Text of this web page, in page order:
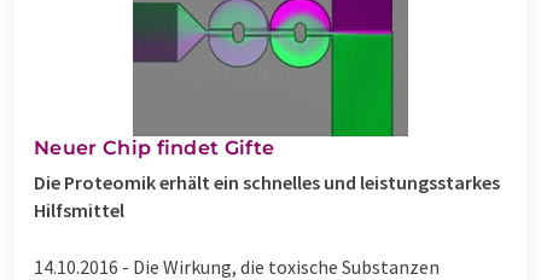
Neuer Chip findet Gifte
Die Proteomik erhält ein schnelles und leistungsstarkes
Hilfsmittel
14.10.2016 - Die Wirkung, die toxische Substanzen